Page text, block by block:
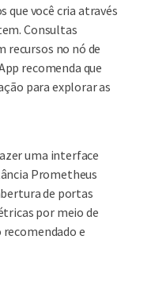
que você cria através
Consultas
recursos no nó de
recomenda que
para explorar as
uma interface
Prometheus
de portas
por meio de
recomendado e